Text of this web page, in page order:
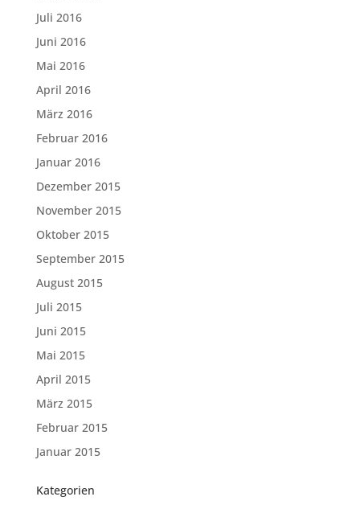
Juli 2016
Juni 2016
Mai 2016
April 2016
März 2016
Februar 2016
Januar 2016
Dezember 2015
November 2015
Oktober 2015
September 2015
August 2015
Juli 2015
Juni 2015
Mai 2015
April 2015
März 2015
Februar 2015
Januar 2015
Kategorien